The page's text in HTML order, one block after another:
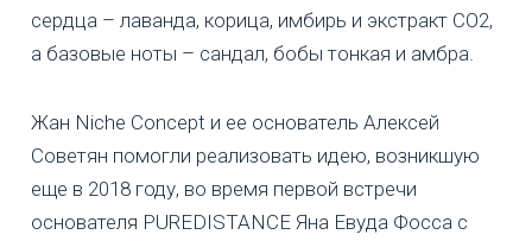
сердца – лаванда, корица, имбирь и экстракт CO2,
а базовые ноты – сандал, бобы тонкая и амбра.
Жан Niche Concept и ее основатель Алексей
Советян помогли реализовать идею, возникшую
еще в 2018 году, во время первой встречи
основателя PUREDISTANCE Яна Евуда Фосса с